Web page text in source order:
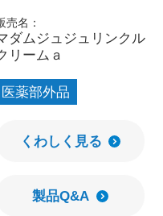
売名：
ダムジュジュリンクル
リームａ
医薬部外品
くわしく見る
製品Q&A